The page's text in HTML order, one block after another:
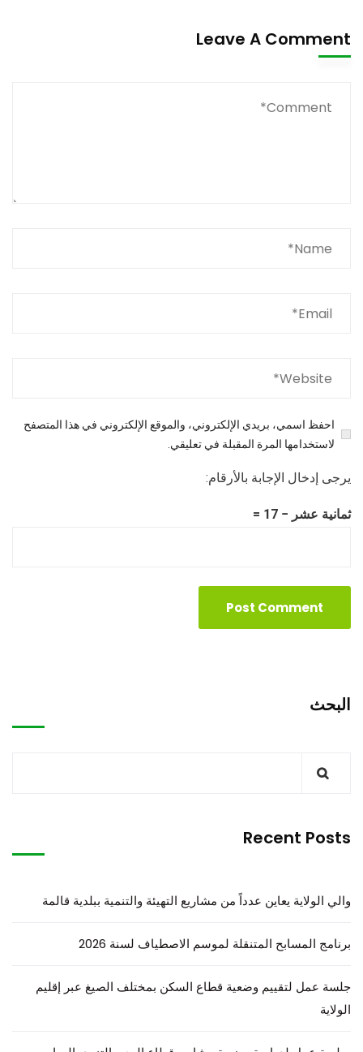
Leave A Comment
احفظ اسمي، بريدي الإلكتروني، والموقع الإلكتروني في هذا المتصفح
لاستخدامها المرة المقبلة في تعليقي.
يرجى إدخال الإجابة بالأرقام:
ثمانية عشر − 17 =
البحث
Recent Posts
والي الولاية يعاين عدداً من مشاريع التهيئة والتنمية ببلدية قالمة
برنامج المسابح المتنقلة لموسم الاصطياف لسنة 2026
جلسة عمل لتقييم وضعية قطاع السكن بمختلف الصيغ عبر إقليم
الولاية